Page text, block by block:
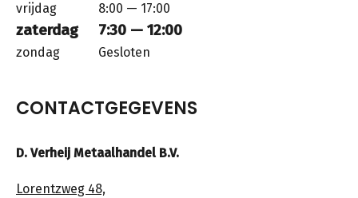
vrijdag
8:00 — 17:00
zaterdag 7:30 — 12:00
zondag Gesloten
CONTACTGEGEVENS
D. Verheij Metaalhandel B.V.
Lorentzweg 48,